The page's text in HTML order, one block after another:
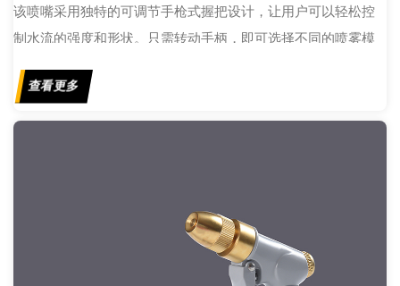
该喷嘴采用独特的可调节手枪式握把设计，让用户可以轻松控
制水流的强度和形状。只需转动手柄，即可选择不同的喷雾模
式，从柔和的喷雾到强力的直射，满足各种浇水需求。
金属可调节手枪式握把花园软管喷嘴具有快速连接接口，无需
任何额外工具即可轻松连接到标准花园软管。这使得使用和更
查看更多